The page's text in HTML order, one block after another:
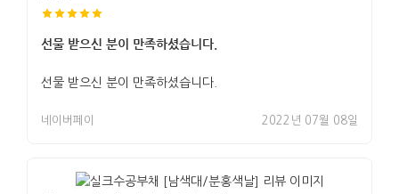
선물 받으신 분이 만족하셨습니다.
선물 받으신 분이 만족하셨습니다.
네이버페이 2022년 07월 08일